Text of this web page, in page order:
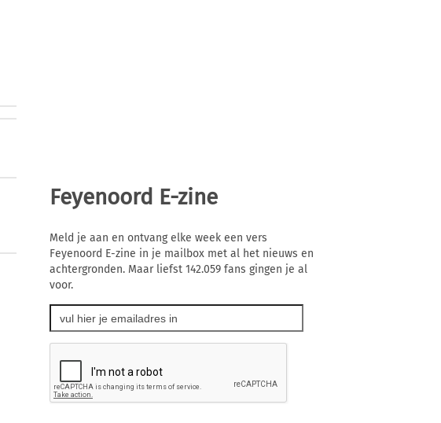
Feyenoord E-zine
Meld je aan en ontvang elke week een vers
Feyenoord E-zine in je mailbox met al het nieuws en
achtergronden. Maar liefst 142.059 fans gingen je al
voor.